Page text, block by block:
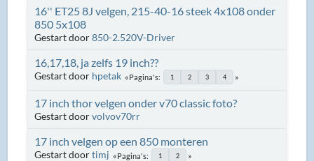
16'' ET25 8J velgen, 215-40-16 steek 4x108 onder
850 5x108
Gestart door850-2.520V-Driver
16,17,18, ja zelfs 19 inch??
Gestart door hpetak Pagina's 1 2 3 4
17 inch thor velgen onder v70 classic foto?
Gestart doorvolvov70rr
17 inch velgen op een 850 monteren
Gestart doortimj Pagina's 1 2